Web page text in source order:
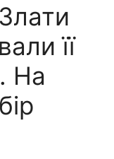
її
На